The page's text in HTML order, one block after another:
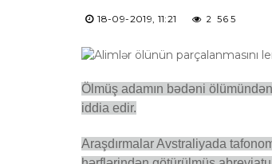
18-09-2019, 11:21 2 565
Ölmüş adamın bədəni
iddia edir.
Araşdırmalar Avstraliyada